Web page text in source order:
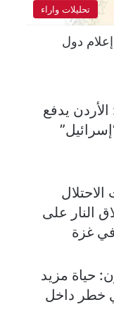
تحليلات واراء
دول
يدفع
النار على
حياة مزيد
خطر داخل